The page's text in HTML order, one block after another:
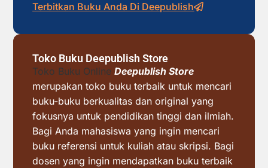
Terbitkan Buku Anda Di Deepublish
Toko Buku Deepublish Store
Toko Buku Online Deepublish Store
merupakan toko buku terbaik untuk mencari
buku-buku berkualitas dan original yang
fokusnya untuk pendidikan tinggi dan ilmiah.
Bagi Anda mahasiswa yang ingin mencari
buku referensi untuk kuliah atau skripsi. Bagi
dosen yang ingin mendapatkan buku terbaik